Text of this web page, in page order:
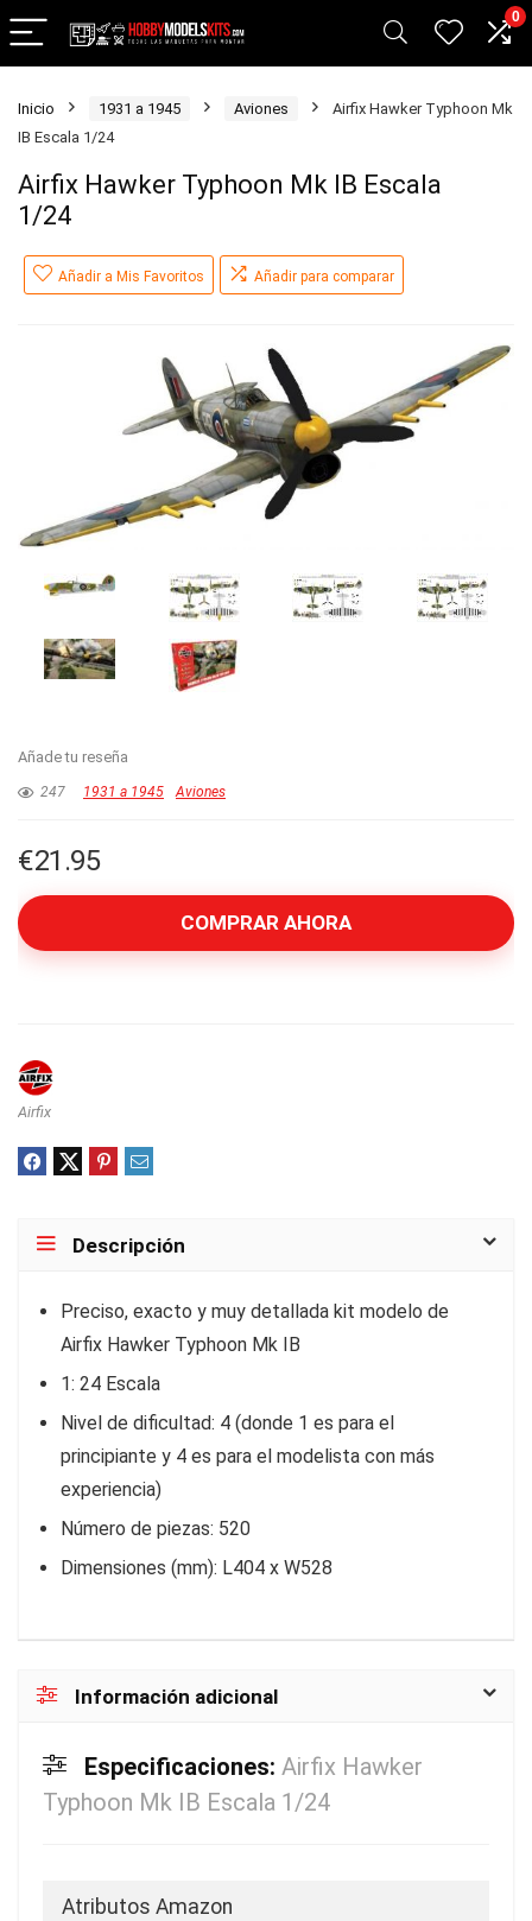
0
Inicio 1931 a 1945 Aviones
Airfix Hawker Typhoon Mk
IB Escala 1/24
Airfix Hawker Typhoon Mk IB Escala
1/24
Añadir a Mis Favoritos Añadir para comparar
Añade tu reseña
247 1931 a 1945 Aviones
€21.95
COMPRAR AHORA
Airfix
Descripción
Preciso, exacto y muy detallada kit modelo de
Airfix Hawker Typhoon Mk IB
1: 24 Escala
Nivel de dificultad: 4 (donde 1 es para el
principiante y 4 es para el modelista con más
experiencia)
Número de piezas: 520
Dimensiones (mm): L404 x W528
Información adicional
Especificaciones: Airfix Hawker
Typhoon Mk IB Escala 1/24
Atributos Amazon